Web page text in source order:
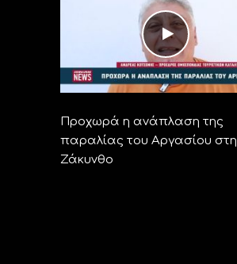
Προχωρά η ανάπλαση της
παραλίας του Αργασίου στη
Ζάκυνθο